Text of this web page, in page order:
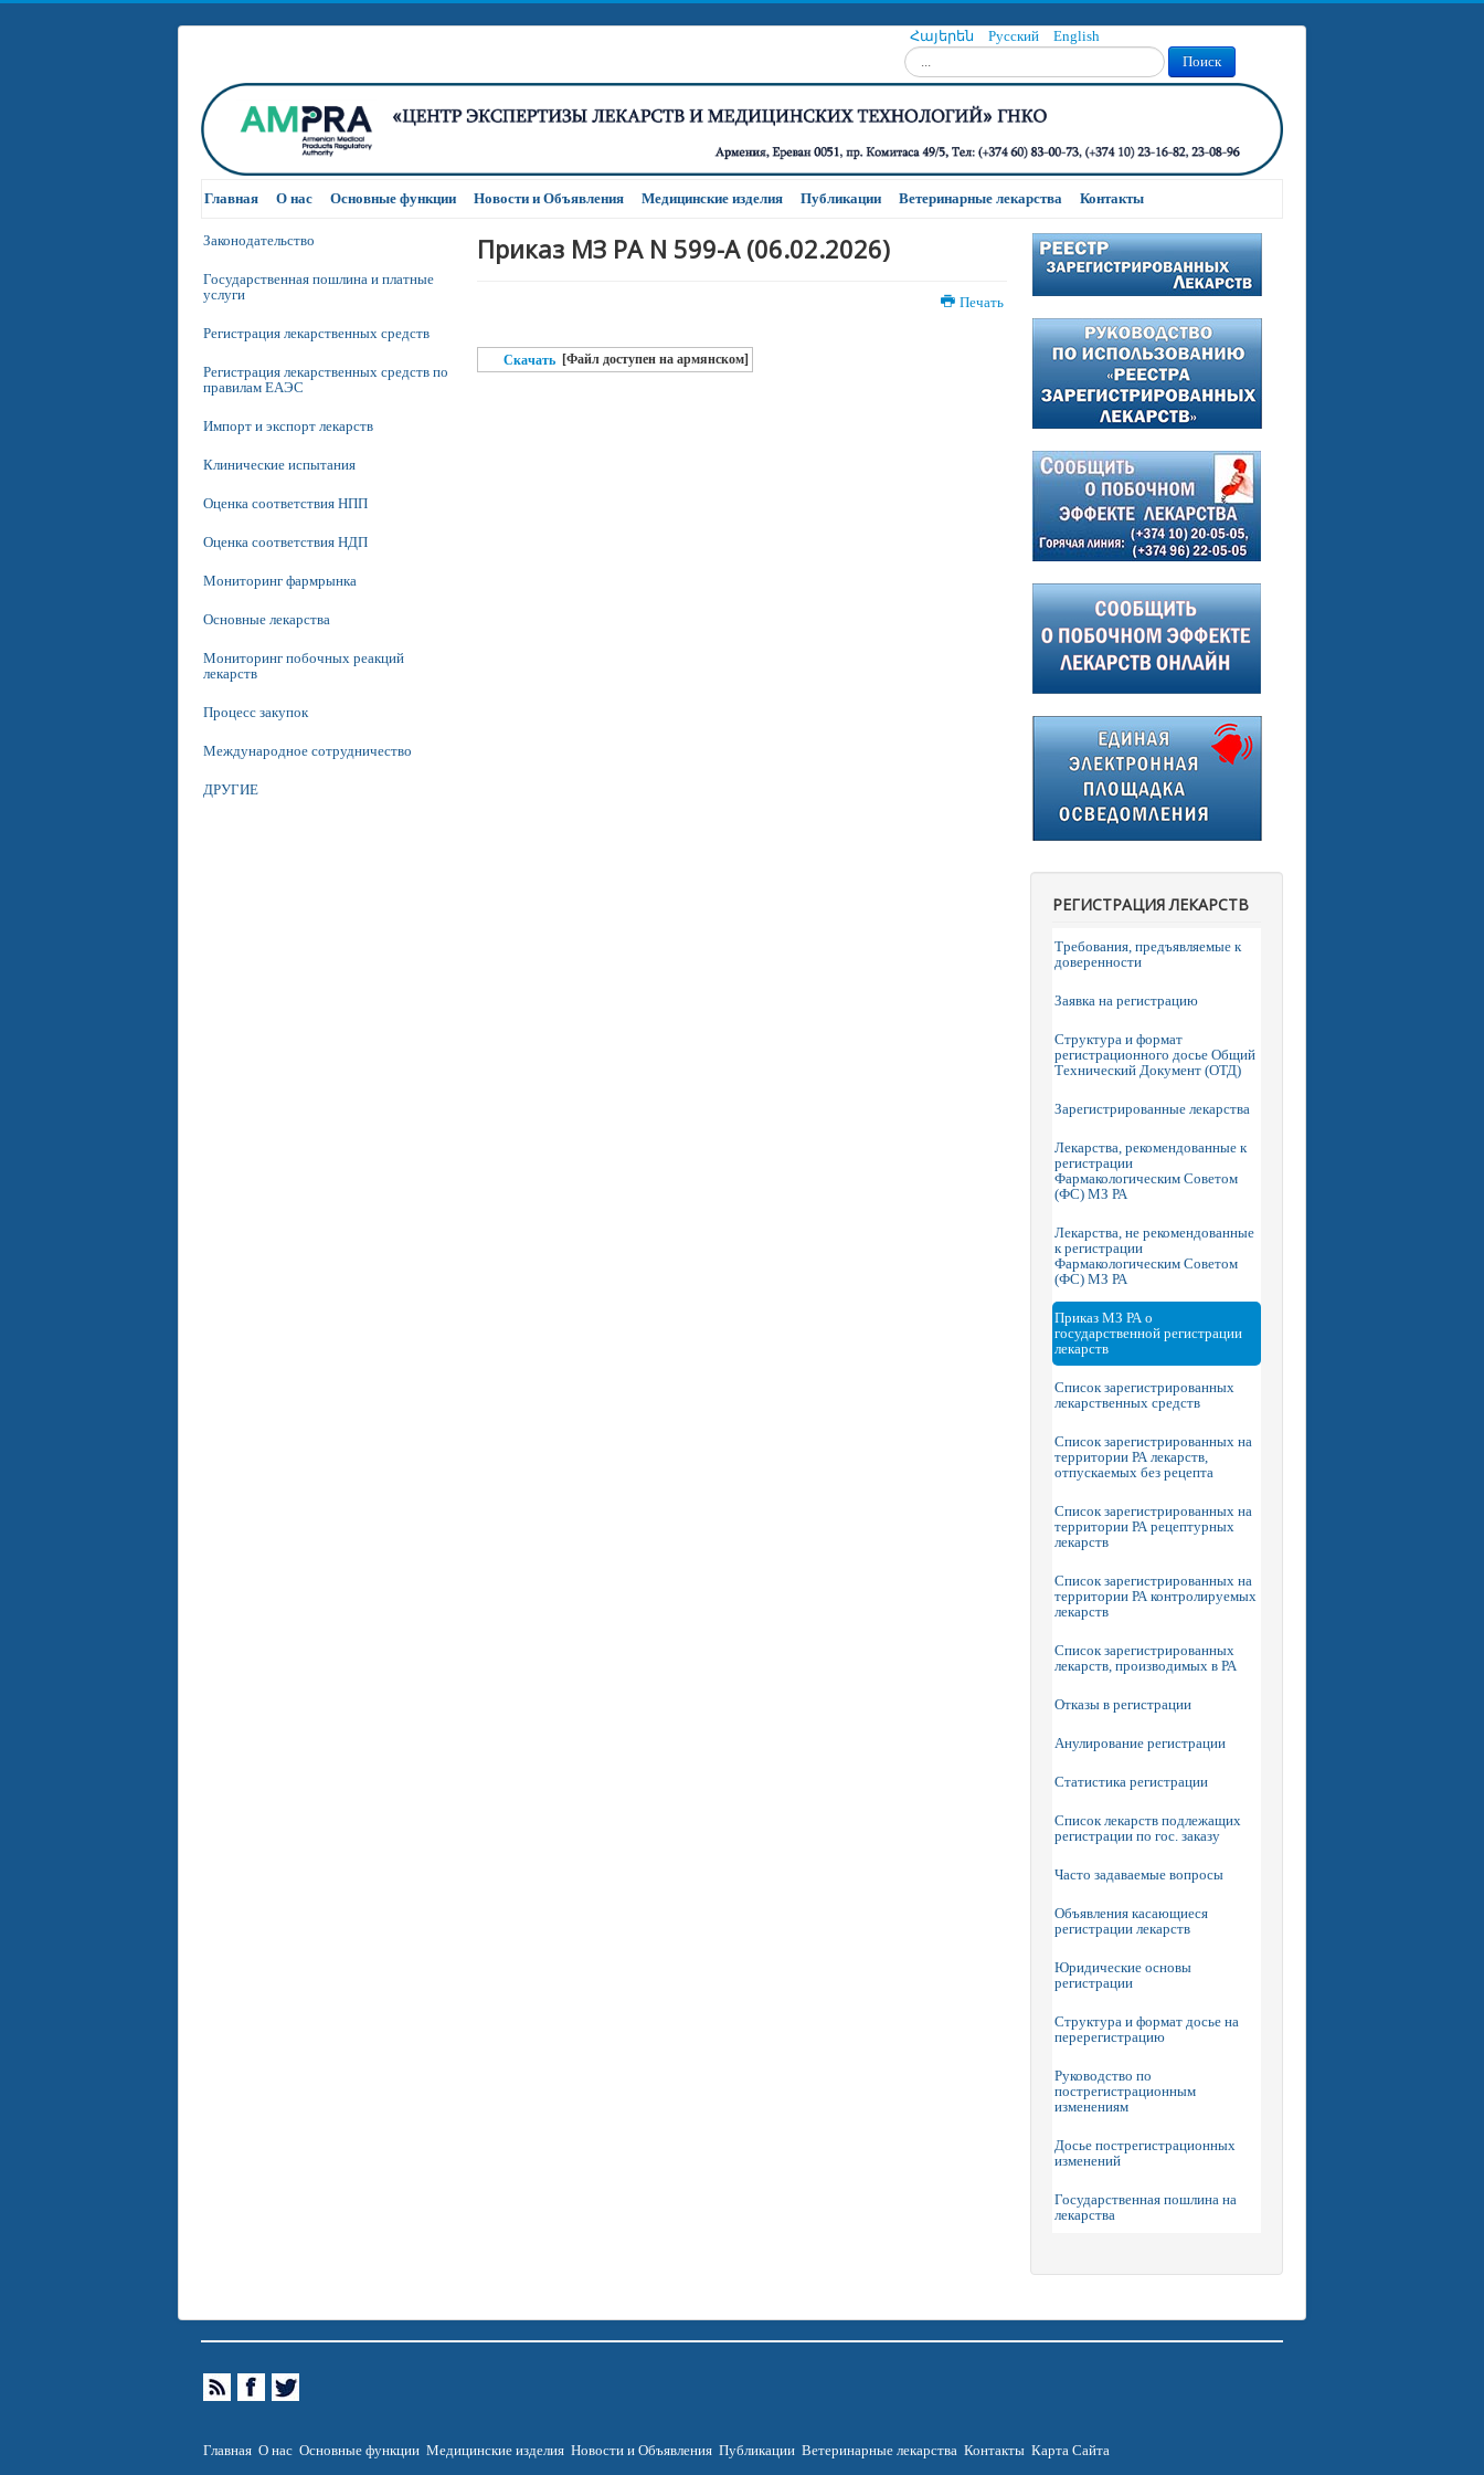
Հայերեն Русский English
Искать... Поиск
Главная О нас Основные функции Новости и Oбъявления Медицинские изделия Публикации Ветеринарные лекарства Контакты
Законодательство
Государственная пошлина и платные
услуги
Регистрация лекарственных средств
Регистрация лекарственных средств по
правилам ЕАЭС
Импорт и экспорт лекарств
Клинические испытания
Оценка соответствия НПП
Оценка соответствия НДП
Мониторинг фармрынка
Основные лекарства
Мониторинг побочных реакций
лекарств
Процесс закупок
Международное сотрудничество
ДРУГИЕ
Приказ МЗ РА N 599-A (06.02.2026)
Печать
Скачать [Файл доступен на армянском]
РЕГИСТРАЦИЯ ЛЕКАРСТВ
Требования, предъявляемые к
доверенности
Заявка на регистрацию
Структура и формат
регистрационного досье Общий
Технический Документ (ОТД)
Зарегистрированные лекарства
Лекарства, рекомендованные к
регистрации
Фармакологическим Советом
(ФС) МЗ РА
Лекарства, не рекомендованные
к регистрации
Фармакологическим Советом
(ФС) МЗ РА
Приказ МЗ РА о
государственной регистрации
лекарств
Список зарегистрированных
лекарственных средств
Список зарегистрированных на
территории РА лекарств,
отпускаемых без рецепта
Список зарегистрированных на
территории РА рецептурных
лекарств
Список зарегистрированных на
территории РА контролируемых
лекарств
Список зарегистрированных
лекарств, производимых в РА
Отказы в регистрации
Анулирование регистрации
Статистика регистрации
Список лекарств подлежащих
регистрации по гос. заказу
Часто задаваемые вопросы
Объявления касающиеся
регистрации лекарств
Юридические основы
регистрации
Структура и формат досье на
перерегистрацию
Руководство по
пострегистрационным
изменениям
Досье пострегистрационных
изменений
Государственная пошлина на
лекарства
Главная О нас Основные функции Медицинские изделия Новости и Объявления Публикации Ветеринарные лекарства Контакты Карта Сайта